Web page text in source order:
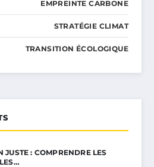
EMPREINTE CARBONE
STRATÉGIE CLIMAT
TRANSITION ÉCOLOGIQUE
JUSTE : COMPRENDRE LES